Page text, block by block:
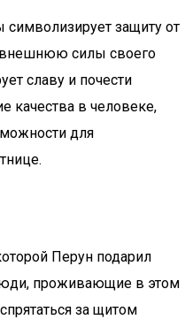
символизирует защиту от
силы своего
славу и почести
качества в человеке,
для
Перун подарил
проживающие в этом
за щитом